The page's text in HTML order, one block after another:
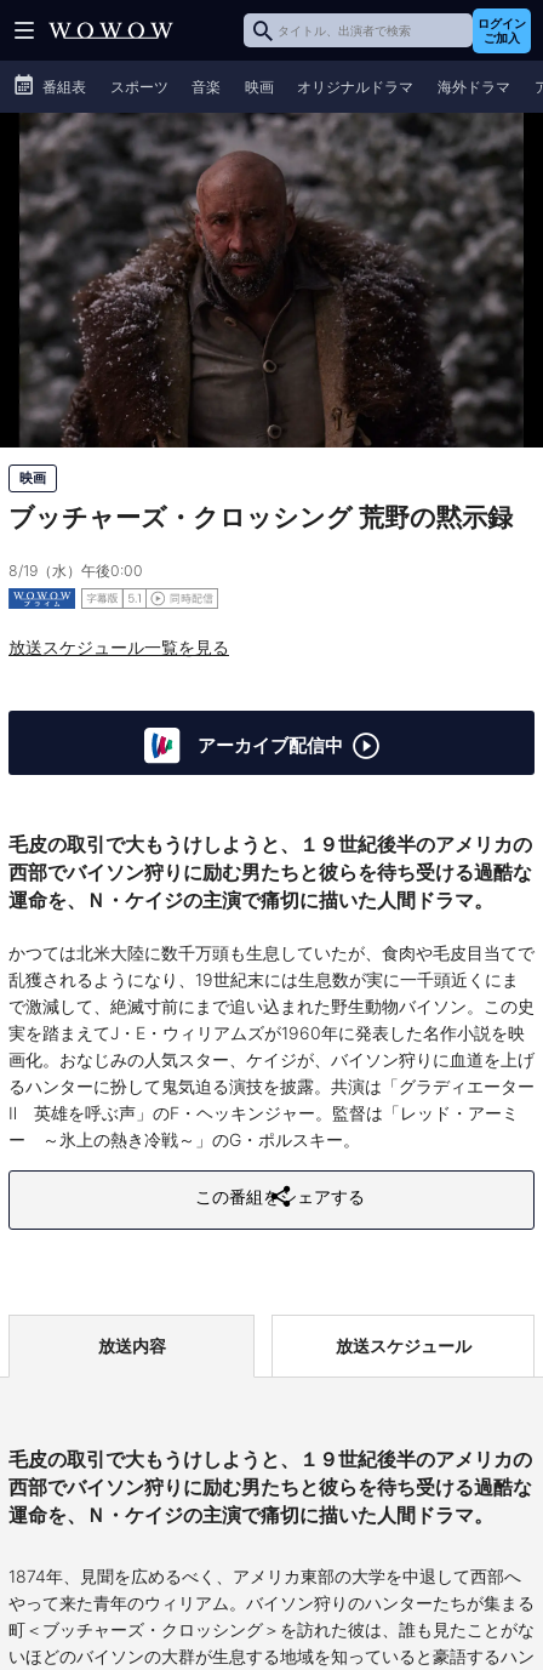
ログイン
ご加入
番組表 スポーツ 音楽 映画 オリジナルドラマ 海外ドラマ
映画
ブッチャーズ・クロッシング 荒野の黙示録
8/19（水）午後0:00
放送スケジュール一覧を見る
アーカイブ配信中
毛皮の取引で大もうけしようと、１９世紀後半のアメリカの
西部でバイソン狩りに励む男たちと彼らを待ち受ける過酷な
運命を、Ｎ・ケイジの主演で痛切に描いた人間ドラマ。
かつては北米大陸に数千万頭も生息していたが、食肉や毛皮目当てで
乱獲されるようになり、19世紀末には生息数が実に一千頭近くにま
で激減して、絶滅寸前にまで追い込まれた野生動物バイソン。この史
実を踏まえてJ・E・ウィリアムズが1960年に発表した名作小説を映
画化。おなじみの人気スター、ケイジが、バイソン狩りに血道を上げ
るハンターに扮して鬼気迫る演技を披露。共演は「グラディエーター
Ⅱ 英雄を呼ぶ声」のF・ヘッキンジャー。監督は「レッド・アーミ
ー ～氷上の熱き冷戦～」のG・ポルスキー。
この番組をシェアする
放送内容 放送スケジュール
毛皮の取引で大もうけしようと、１９世紀後半のアメリカの
西部でバイソン狩りに励む男たちと彼らを待ち受ける過酷な
運命を、Ｎ・ケイジの主演で痛切に描いた人間ドラマ。
1874年、見聞を広めるべく、アメリカ東部の大学を中退して西部へ
やって来た青年のウィリアム。バイソン狩りのハンターたちが集まる
町＜ブッチャーズ・クロッシング＞を訪れた彼は、誰も見たことがな
いほどのバイソンの大群が生息する地域を知っていると豪語するハン